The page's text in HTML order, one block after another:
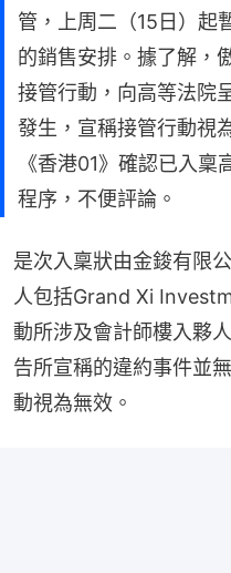
管，上周二（15日）起
的銷售安排。據了解，
接管行動，向高等法院
發生，宣稱接管行動視
《香港01》確認已入
程序，不便評論。
是次入稟狀由金鋑有限
人包括Grand Xi
動所涉及會計師樓入夥
告所宣稱的違約事件並
動視為無效。